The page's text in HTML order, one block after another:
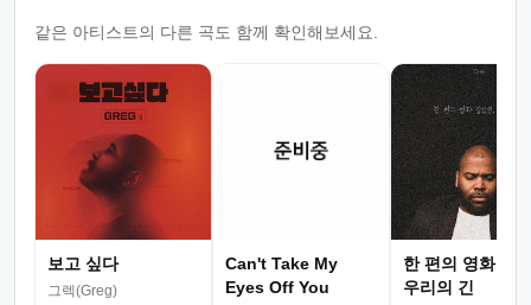
같은 아티스트의 다른 곡도 함께 확인해보세요.
보고 싶다
그렉(Greg)
Can't Take My
Eyes Off You
한 편의 영화 같
우리의 긴